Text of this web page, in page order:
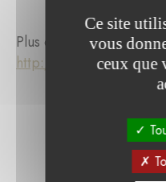
Plus d’informations :
http://
Ce site
vous
ceux que